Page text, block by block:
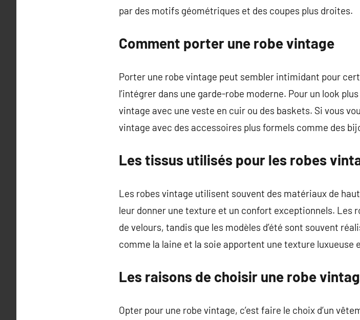
par des motifs géométriques et des coupes plus droites.
Comment porter une robe vintage
Porter une robe vintage peut sembler intimidant pour
l’intégrer dans une garde-robe moderne. Pour un look
vintage avec une veste en cuir ou des baskets. Si vous
vintage avec des accessoires plus formels comme des
Les tissus utilisés pour les robes
Les robes vintage utilisent souvent des matériaux de
leur donner une texture et un confort exceptionnels. Les
de velours, tandis que les modèles d’été sont souvent
comme la laine et la soie apportent une texture luxueuse
Les raisons de choisir une robe
Opter pour une robe vintage, c’est faire le choix d’un